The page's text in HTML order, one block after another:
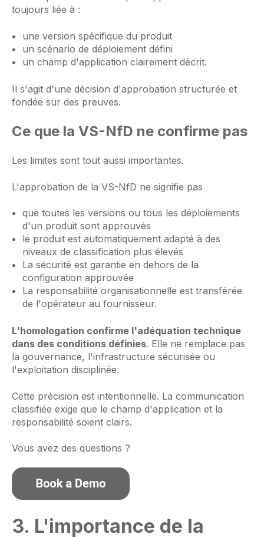
toujours liée à :
une version spécifique du produit
un scénario de déploiement défini
un champ d'application clairement décrit.
Il s'agit d'une décision d'approbation structurée et
fondée sur des preuves.
Ce que la VS-NfD ne confirme pas
Les limites sont tout aussi importantes.
L'approbation de la VS-NfD ne signifie pas
que toutes les versions ou tous les déploiements
d'un produit sont approuvés
le produit est automatiquement adapté à des
niveaux de classification plus élevés
La sécurité est garantie en dehors de la
configuration approuvée
La responsabilité organisationnelle est transférée
de l'opérateur au fournisseur.
L'homologation confirme l'adéquation technique
dans des conditions définies. Elle ne remplace pas
la gouvernance, l'infrastructure sécurisée ou
l'exploitation disciplinée.
Cette précision est intentionnelle. La communication
classifiée exige que le champ d'application et la
responsabilité soient clairs.
Vous avez des questions ?
3. L'importance de la